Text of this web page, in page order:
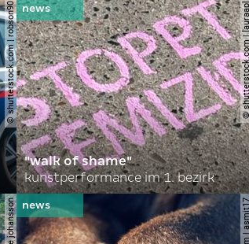
© shutterstock.com | robson90 ©
"walk of shame"
kunstperformance im 1. bezirk